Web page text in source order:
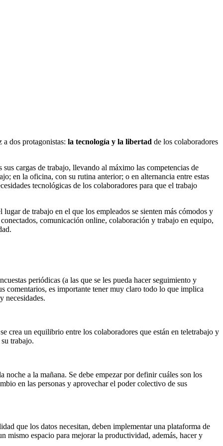
dos protagonistas: la tecnología y la libertad de los colaboradores
cargas de trabajo, llevando al máximo las competencias de
en la oficina, con su rutina anterior; o en alternancia entre estas
tecnológicas de los colaboradores para que el trabajo
de trabajo en el que los empleados se sienten más cómodos y
comunicación online, colaboración y trabajo en equipo,
periódicas (a las que se les pueda hacer seguimiento y
comentarios, es importante tener muy claro todo lo que implica
necesidades.
crea un equilibrio entre los colaboradores que están en teletrabajo y
trabajo.
a la mañana. Se debe empezar por definir cuáles son los
en las personas y aprovechar el poder colectivo de sus
que los datos necesitan, deben implementar una plataforma de
mismo espacio para mejorar la productividad, además, hacer y